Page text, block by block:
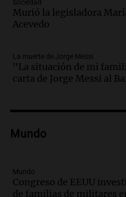
argentino regresa al
con Brasil
Audio.Bomberos
con fractura de
Rosa
Episodios
investigación
Episodios
Audio.Suspenden
Sociedad
Murió la legisladora
Acevedo
La muerte de Jorge Messi
"La situación de mi
carta de Jorge Messi al
Mundo
Mundo
Congreso de EEUU
de familias de militares